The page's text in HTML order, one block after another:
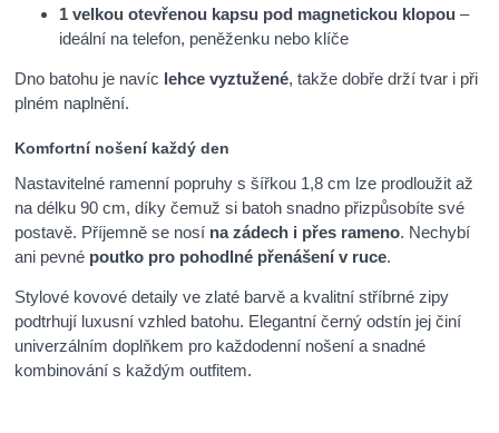
1 velkou otevřenou kapsu pod magnetickou klopou –
ideální na telefon, peněženku nebo klíče
Dno batohu je navíc lehce vyztužené, takže dobře drží tvar i při
plném naplnění.
Komfortní nošení každý den
Nastavitelné ramenní popruhy s šířkou 1,8 cm lze prodloužit až
na délku 90 cm, díky čemuž si batoh snadno přizpůsobíte své
postavě. Příjemně se nosí na zádech i přes rameno. Nechybí
ani pevné poutko pro pohodlné přenášení v ruce.
Stylové kovové detaily ve zlaté barvě a kvalitní stříbrné zipy
podtrhují luxusní vzhled batohu. Elegantní černý odstín jej činí
univerzálním doplňkem pro každodenní nošení a snadné
kombinování s každým outfitem.